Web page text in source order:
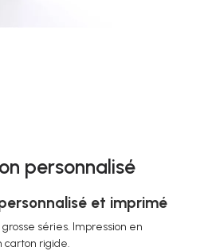
personnalisé
et imprimé
séries. Impression en
carton rigide.